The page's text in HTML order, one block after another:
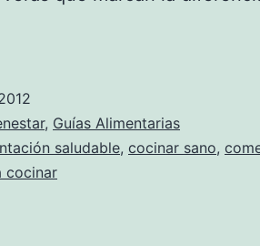
, Guías Alimentarias
saludable, cocinar sano,
cocinar